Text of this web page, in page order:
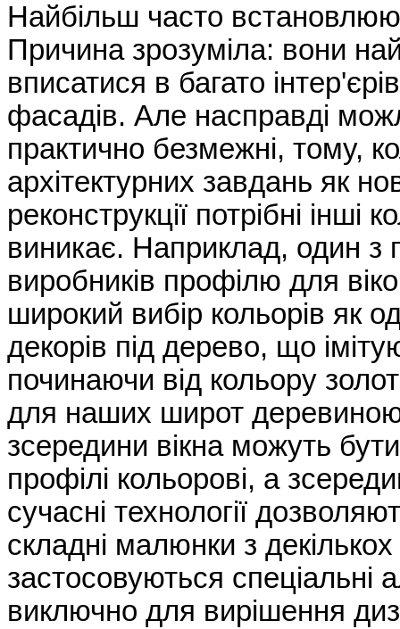
Найбільш часто
Причина зрозуміла: вони
вписатися в багато
фасадів. Але насправді
практично безмежні, тому,
архітектурних завдань як
реконструкції потрібні інші
виникає. Наприклад, один з
виробників профілю для
широкий вибір кольорів як
декорів під дерево, що
починаючи від кольору
для наших широт деревиною
зсередини вікна можуть
профілі кольорові, а
сучасні технології
складні малюнки з
застосовуються спеціальні
виключно для вирішення